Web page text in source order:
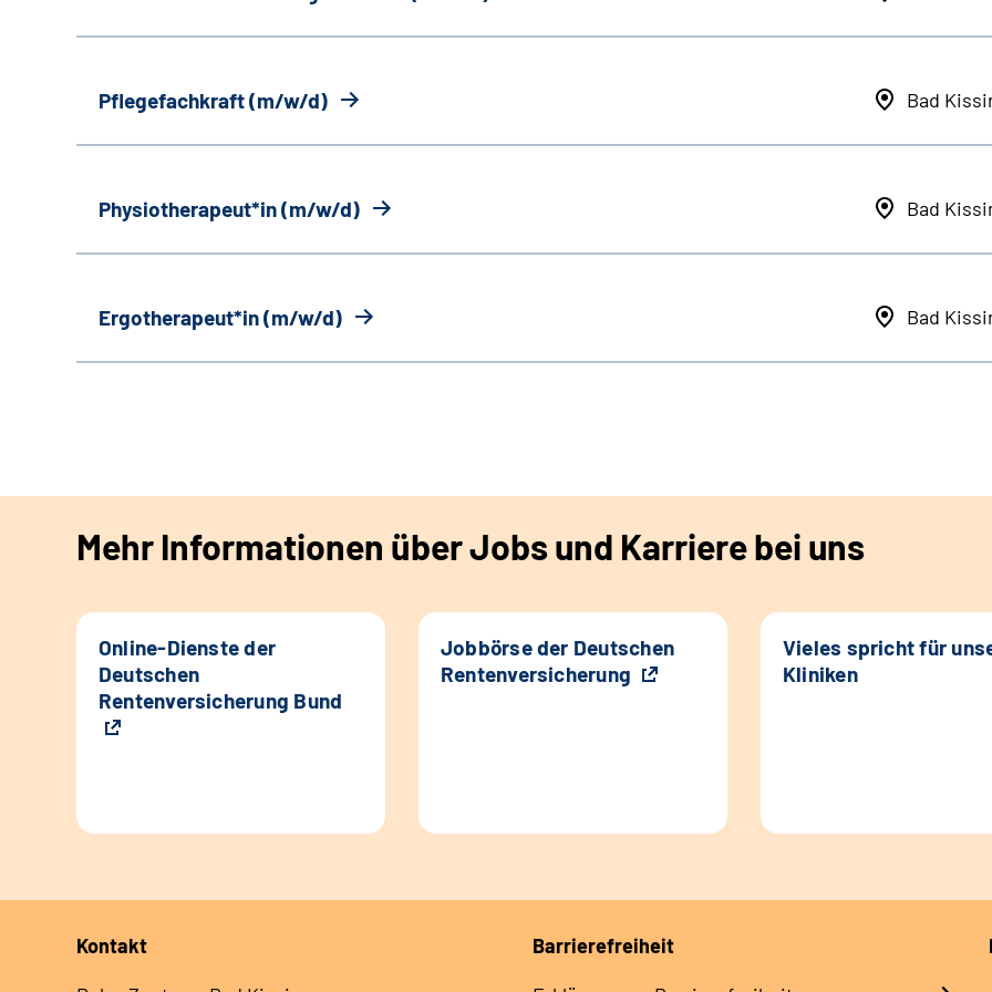
Pflegefachkraft (m/w/d) Bad
Physiotherapeut*in (m/w/d) Bad
Ergotherapeut*in (m/w/d) Bad
Mehr Informationen über Jobs und Karriere bei uns
Online-Dienste der
Deutschen
Rentenversicherung Bund
Jobbörse der Deutschen
Rentenversicherung
Vieles spricht für
Kliniken
Kontakt
Barrierefreiheit